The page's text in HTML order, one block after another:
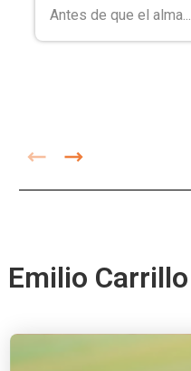
Antes de que el alma...
Emilio Carrillo